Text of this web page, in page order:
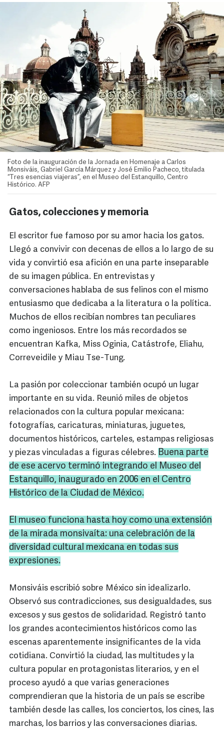
Foto de la inauguración de la Jornada en Homenaje a Carlos
Monsiváis, Gabriel García Márquez y José Emilio Pacheco, titulada
“Tres esencias viajeras”, en el Museo del Estanquillo, Centro
Histórico. AFP
Gatos, colecciones y memoria
El escritor fue famoso por su amor hacia los gatos.
Llegó a convivir con decenas de ellos a lo largo de su
vida y convirtió esa afición en una parte inseparable
de su imagen pública. En entrevistas y
conversaciones hablaba de sus felinos con el mismo
entusiasmo que dedicaba a la literatura o la política.
Muchos de ellos recibían nombres tan peculiares
como ingeniosos. Entre los más recordados se
encuentran Kafka, Miss Oginia, Catástrofe, Eliahu,
Correveidile y Miau Tse-Tung.
La pasión por coleccionar también ocupó un lugar
importante en su vida. Reunió miles de objetos
relacionados con la cultura popular mexicana:
fotografías, caricaturas, miniaturas, juguetes,
documentos históricos, carteles, estampas religiosas
y piezas vinculadas a figuras célebres. Buena parte
de ese acervo terminó integrando el Museo del
Estanquillo, inaugurado en 2006 en el Centro
Histórico de la Ciudad de México.
El museo funciona hasta hoy como una extensión
de la mirada monsivaíta: una celebración de la
diversidad cultural mexicana en todas sus
expresiones.
Monsiváis escribió sobre México sin idealizarlo.
Observó sus contradicciones, sus desigualdades, sus
excesos y sus gestos de solidaridad. Registró tanto
los grandes acontecimientos históricos como las
escenas aparentemente insignificantes de la vida
cotidiana. Convirtió la ciudad, las multitudes y la
cultura popular en protagonistas literarios, y en el
proceso ayudó a que varias generaciones
comprendieran que la historia de un país se escribe
también desde las calles, los conciertos, los cines, las
marchas, los barrios y las conversaciones diarias.